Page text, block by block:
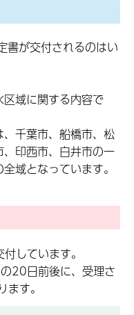
書が交付されるのはい
域に関する内容で
千葉市、船橋市、松
印西市、白井市の一
域となっています。
しています。
20日前後に、受理さ
す。